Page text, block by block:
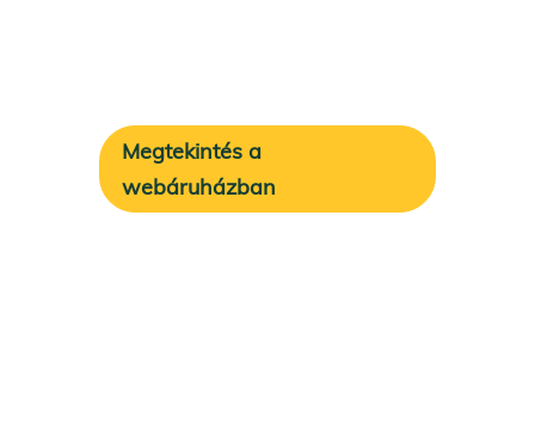
Megtekintés a
webáruházban